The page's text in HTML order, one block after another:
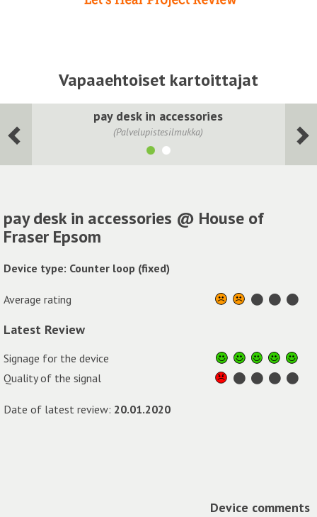
Vapaaehtoiset kartoittajat
pay desk in accessories
(Palvelupistesilmukka)
pay desk in accessories @ House of
Fraser Epsom
Device type: Counter loop (fixed)
Average rating
Latest Review
Signage for the device
Quality of the signal
Date of latest review: 20.01.2020
Device comments